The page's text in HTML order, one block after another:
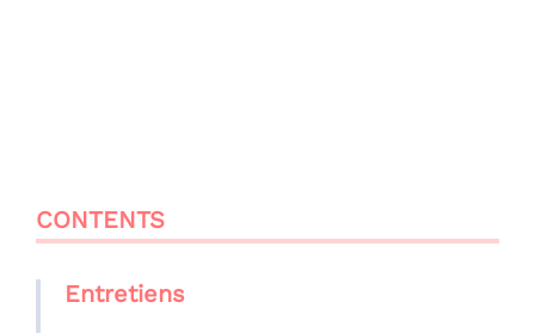
CONTENTS
Entretiens